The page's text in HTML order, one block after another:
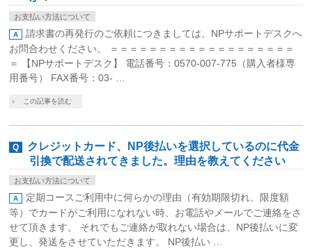
お支払い方法について
請求書の再発行のご依頼につきましては、NPサポートデスクへ
お問合わせください。 ＝＝＝＝＝＝＝＝＝＝＝＝＝＝＝＝＝＝＝
＝ 【NPサポートデスク】 電話番号：0570-007-775（購入者様専
用番号） FAX番号：03- …
この記事を読む
クレジットカード、NP後払いを選択しているのに代金
引換で配送されてきました。理由を教えてください
お支払い方法について
定期コースご利用中に何らかの理由（有効期限切れ、限度額
等）でカードがご利用になれない時、お電話やメールでご連絡をさ
せて頂きます。 それでもご連絡が取れない場合は、NP後払いに変
更し、発送をさせていただきます。 NP後払い …